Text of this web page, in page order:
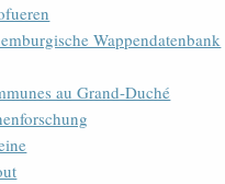
Wappendatenbank
au Grand-Duché